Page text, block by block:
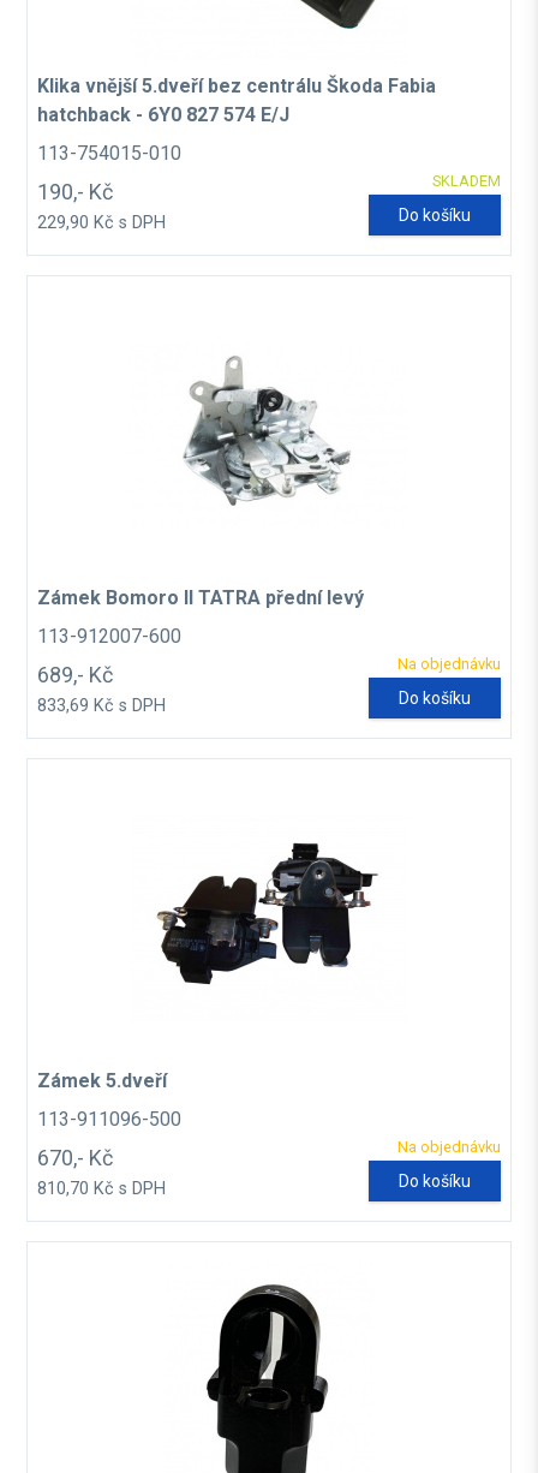
Klika vnější 5.dveří bez centrálu Škoda Fabia
hatchback - 6Y0 827 574 E/J
113-754015-010
SKLADEM
190,- Kč
229,90 Kč s DPH Do košíku
Zámek Bomoro II TATRA přední levý
113-912007-600
Na objednávku
689,- Kč
833,69 Kč s DPH Do košíku
Zámek 5.dveří
113-911096-500
Na objednávku
670,- Kč
810,70 Kč s DPH Do košíku